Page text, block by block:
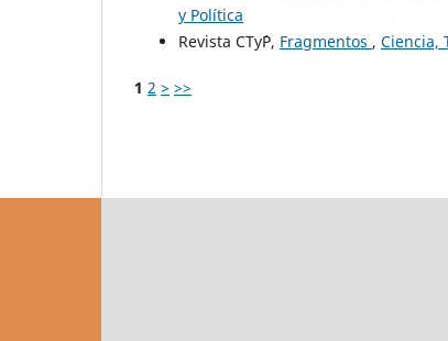
y Política
Revista CTy´P, Fragmentos , Ciencia,
1 2 > >>